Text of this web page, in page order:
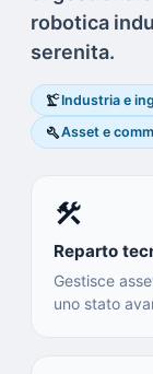
robotica
serenita.
precision_manufacturingIndustria e
buildAsset e
construction
Reparto
Gestisce
uno stato